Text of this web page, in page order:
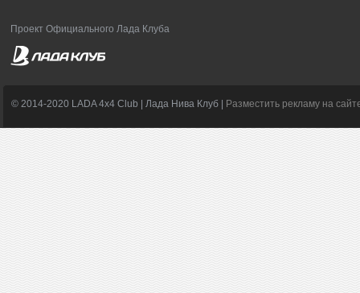
Проект Официального Лада Клуба
© 2014-2020 LADA 4x4 Club | Лада Нива Клуб | Разместить рекламу на